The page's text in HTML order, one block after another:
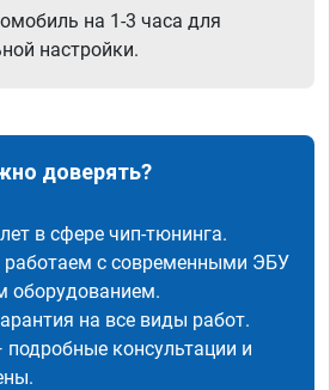
на 1-3 часа для
настройки.
доверять?
в сфере чип-тюнинга.
работаем с современными ЭБУ
оборудованием.
на все виды работ.
консультации и